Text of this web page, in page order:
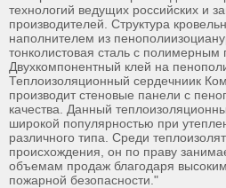
технологий ведущих российских и
производителей. Структура
наполнителем из
тонколистовая сталь с полимерным
Двухкомпонентный клей на
Теплоизоляционный сердечниик
производит стеновые панели с
качества. Данный
широкой популярностью при
различного типа. Среди
происхождения, он по праву
объемам продаж благодаря
пожарной безопасности."